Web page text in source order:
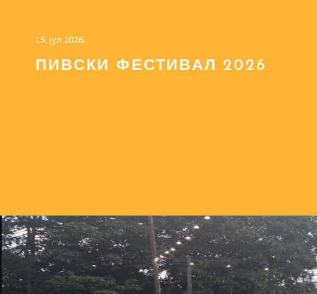
15. јул 2026.
ПИВСКИ ФЕСТИВАЛ 2026